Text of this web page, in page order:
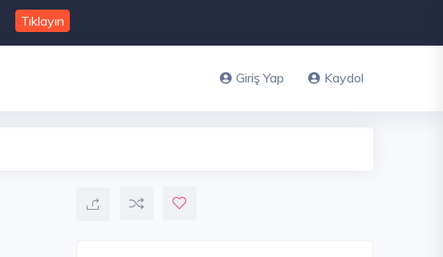
Tıklayın
Giriş Yap Kaydol